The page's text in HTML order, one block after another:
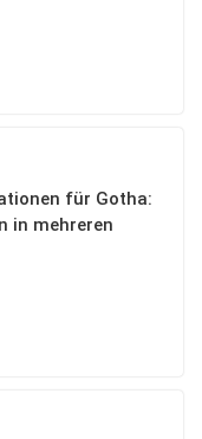
für Gotha:
in mehreren